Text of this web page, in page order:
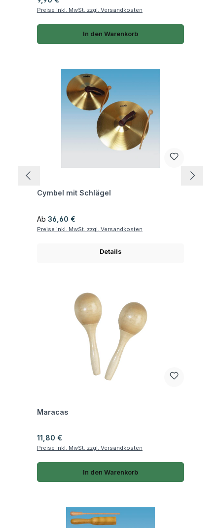
Preise inkl. MwSt. zzgl. Versandkosten
In den Warenkorb
Cymbel mit Schlägel
Regulärer Preis:
Ab 36,60 €
Preise inkl. MwSt. zzgl. Versandkosten
Details
Maracas
Regulärer Preis:
11,80 €
Preise inkl. MwSt. zzgl. Versandkosten
In den Warenkorb